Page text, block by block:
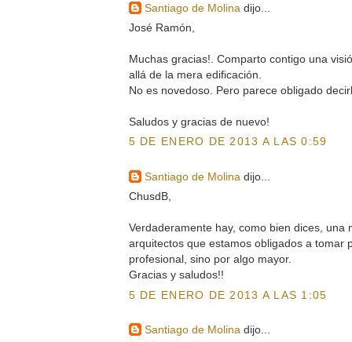
Santiago de Molina dijo...
José Ramón,
Muchas gracias!. Comparto contigo una
allá de la mera edificación.
No es novedoso. Pero parece obligado
Saludos y gracias de nuevo!
5 DE ENERO DE 2013 A LAS 0:59
Santiago de Molina dijo...
ChusdB,
Verdaderamente hay, como bien dices, una
arquitectos que estamos obligados a tomar
profesional, sino por algo mayor.
Gracias y saludos!!
5 DE ENERO DE 2013 A LAS 1:05
Santiago de Molina dijo...